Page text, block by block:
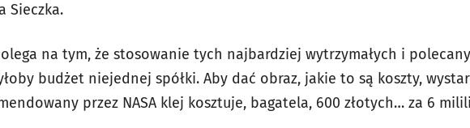
Sieczka.
na tym, że stosowanie tych najbardziej wytrzymałych i
budżet niejednej spółki. Aby dać obraz, jakie to są koszty,
przez NASA klej kosztuje, bagatela, 600 złotych… za 6